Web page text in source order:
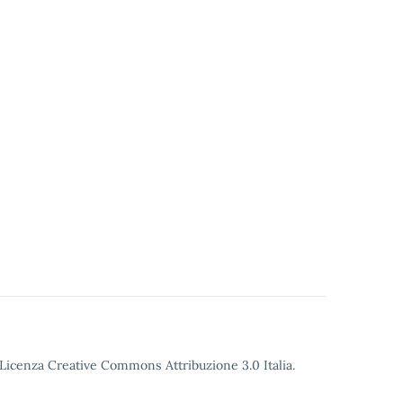
Creative Commons Attribuzione 3.0 Italia.